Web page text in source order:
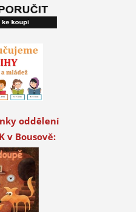
oddělení
v Bousově: